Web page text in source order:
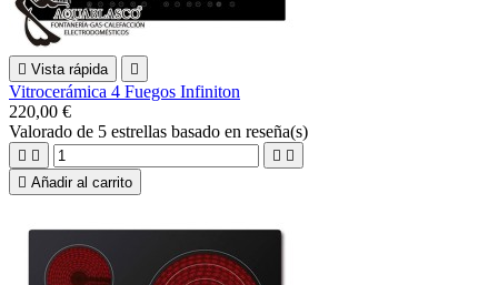
 Vista rápida 
Vitrocerámica 4 Fuegos Infiniton
220,00 €
Valorado de 5 estrellas basado en reseña(s)
   
 Añadir al carrito